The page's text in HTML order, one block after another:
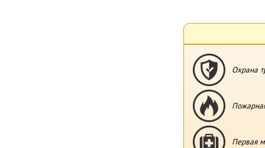
Охрана
Первая